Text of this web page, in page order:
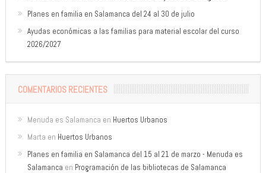
Planes en familia en Salamanca del 24 al 30 de julio
Ayudas económicas a las familias para material escolar del curso
2026/2027
COMENTARIOS RECIENTES
Menuda es Salamanca en Huertos Urbanos
Marta en Huertos Urbanos
Planes en familia en Salamanca del 15 al 21 de marzo - Menuda es
Salamanca en Programación de las bibliotecas de Salamanca